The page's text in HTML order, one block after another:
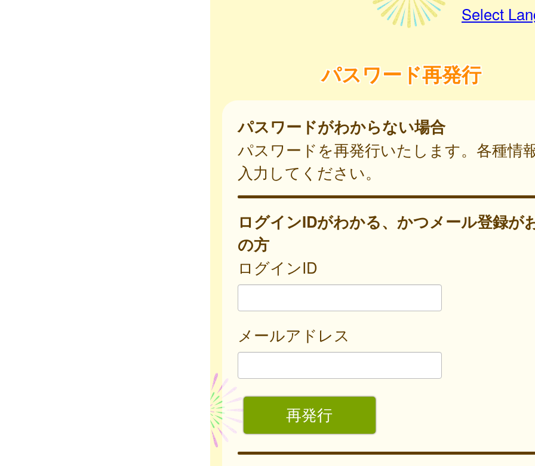
Select
パスワード再発行
パスワードがわからない場合
パスワードを再発行いたします。各種情
入力してください。
ログインIDがわかる、かつメール登録が
の方
ログインID
メールアドレス